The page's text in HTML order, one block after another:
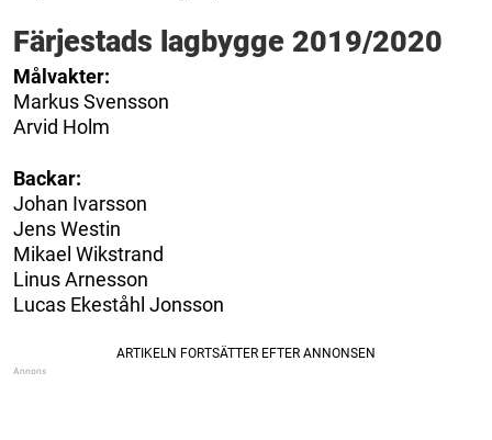
Färjestads lagbygge 2019/2020
Målvakter:
Markus Svensson
Arvid Holm
Backar:
Johan Ivarsson
Jens Westin
Mikael Wikstrand
Linus Arnesson
Lucas Ekeståhl Jonsson